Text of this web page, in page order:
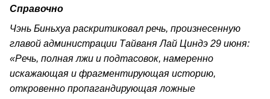
Справочно
Чэнь Биньхуа раскритиковал речь, произнесенную
главой администрации Тайваня Лай Циндэ 29 июня:
«Речь, полная лжи и подтасовок, намеренно
искажающая и фрагментирующая историю,
откровенно пропагандирующая ложные